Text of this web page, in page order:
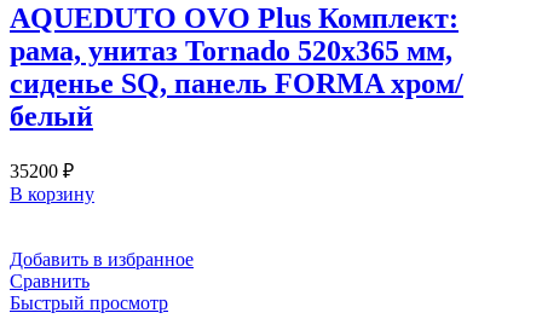
AQUEDUTO OVO Plus Комплект:
рама, унитаз Tornado 520х365 мм,
сиденье SQ, панель FORMA хром/
белый
35200 ₽
В корзину
Добавить в избранное
Сравнить
Быстрый просмотр